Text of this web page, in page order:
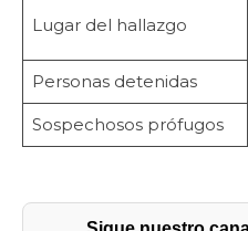
Lugar del hallazgo
Personas detenidas
Sospechosos prófugos